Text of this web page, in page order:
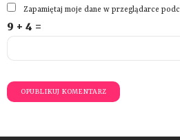
Zapamiętaj moje dane w przeglądarce
9 + 4 =